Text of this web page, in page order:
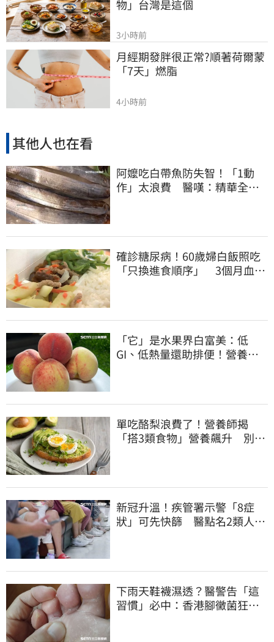
物」台灣是這個
3小時前
月經期發胖很正常?順著荷爾蒙
「7天」燃脂
4小時前
其他人也在看
阿嬤吃白帶魚防失智！「1動
作」太浪費 醫嘆：精華全沒
確診糖尿病！60歲婦白飯照吃
「只換進食順序」 3個月血糖
「它」是水果界白富美：低
GI、低熱量還助排便！營養師
單吃酪梨浪費了！營養師揭
「搭3類食物」營養飆升 別再
新冠升溫！疾管署示警「8症
狀」可先快篩 醫點名2類人重
下雨天鞋襪濕透？醫警告「這
習慣」必中：香港腳黴菌狂孳